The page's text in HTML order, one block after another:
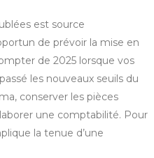
est source
de prévoir la mise en
de 2025 lorsque vos
les nouveaux seuils du
conserver les pièces
une comptabilité. Pour
la tenue d’une